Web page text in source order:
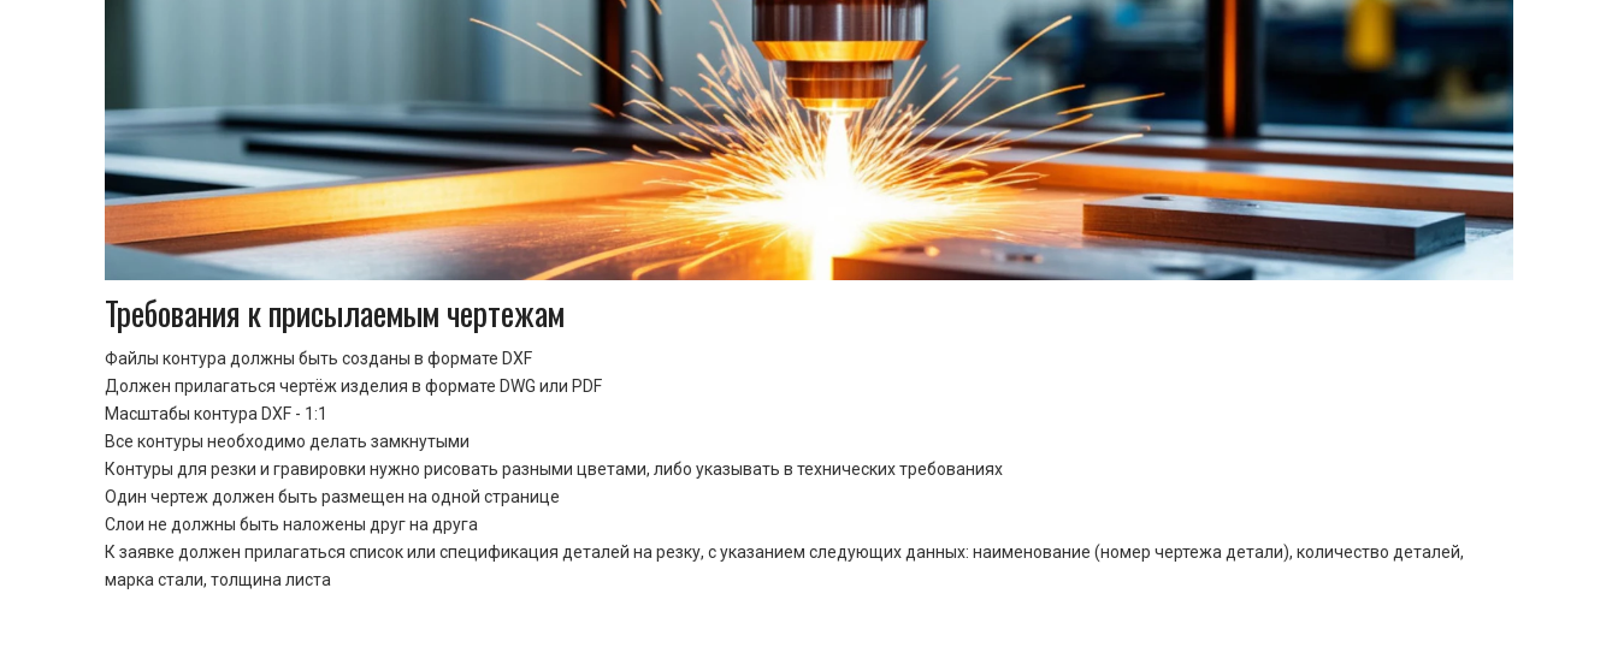
Требования к присылаемым чертежам
Файлы контура должны быть созданы в формате DXF
Должен прилагаться чертёж изделия в формате DWG или PDF
Масштабы контура DXF - 1:1
Все контуры необходимо делать замкнутыми
Контуры для резки и гравировки нужно рисовать разными цветами, либо указывать в технических требованиях
Один чертеж должен быть размещен на одной странице
Cлои не должны быть наложены друг на друга
К заявке должен прилагаться список или спецификация деталей на резку, с указанием следующих данных: наименование (номер чертежа детали), количество деталей,
марка стали, толщина листа